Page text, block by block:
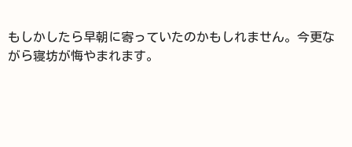
もしかしたら早朝に寄っていたのかもしれません。今更な
がら寝坊が悔やまれます。